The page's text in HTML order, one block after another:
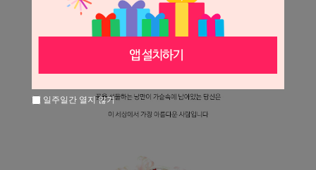
일주일간 열지 않기